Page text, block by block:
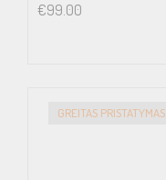
€99.00
GREITAS PRISTATYMAS